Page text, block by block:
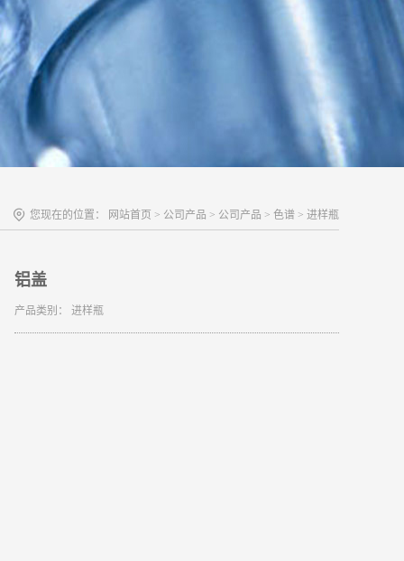
您现在的位置： 网站首页 > 公司产品 > 公司产品 > 色谱 > 进样瓶
铝盖
产品类别： 进样瓶